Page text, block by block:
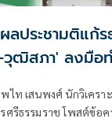
ลประชามติแก้
วุฒิสภา' ลงมือ
ไท เสนพงศ์ นักวิเครา
ศรีธรรมราช โพสต์ข้อ